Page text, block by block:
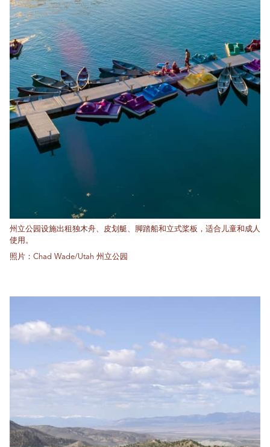
州立公园设施出租独木舟、皮划艇、脚踏船和立式桨板，适合儿童和成人
使用。
照片：Chad Wade/Utah 州立公园